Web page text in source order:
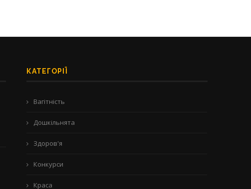
КАТЕГОРІЇ
Вагітність
Дошкільнята
Здоров'я
Конкурси
Краса